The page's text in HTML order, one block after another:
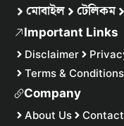
মোবাইল টেলিকম
Important Links
Disclaimer
Terms & Conditions
Company
About Us